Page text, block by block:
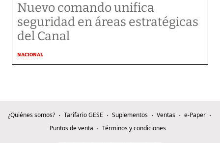
Nuevo comando unifica
seguridad en áreas estratégicas
del Canal
NACIONAL
¿Quiénes somos? Tarifario GESE Suplementos Ventas
e-Paper
Puntos de venta
Términos y condiciones